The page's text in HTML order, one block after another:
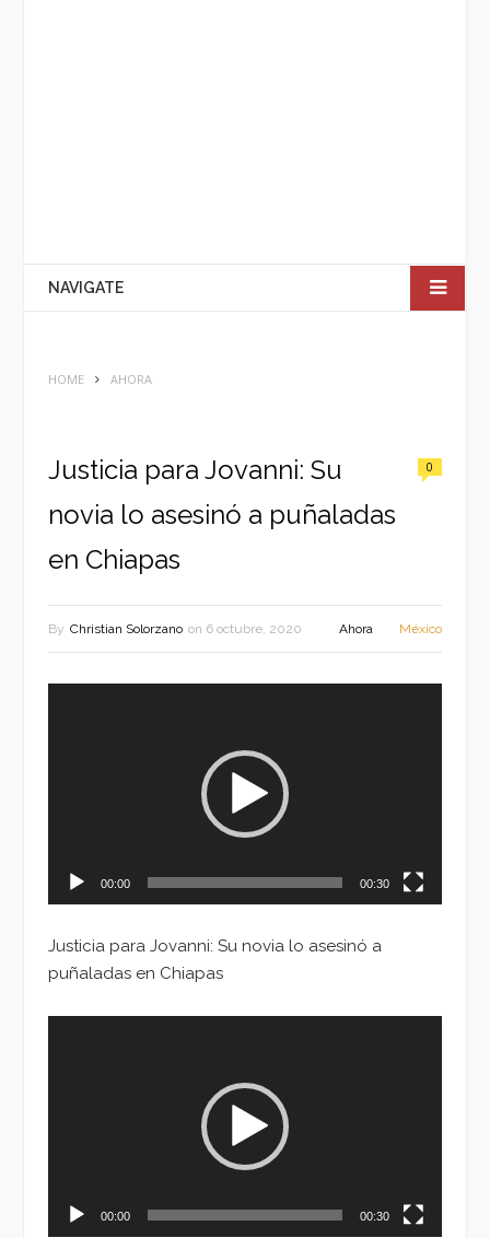
NAVIGATE
HOME AHORA
Justicia para Jovanni: Su
novia lo asesinó a puñaladas
en Chiapas
0
By Christian Solorzano on 6 octubre, 2020 Ahora México
00:00 00:30
Justicia para Jovanni: Su novia lo asesinó a
puñaladas en Chiapas
00:00 00:30